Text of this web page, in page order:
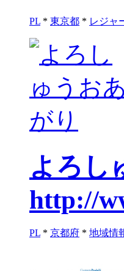
PL * 東京都 * レジャ
よろし
http://
PL * 京都府 * 地域情